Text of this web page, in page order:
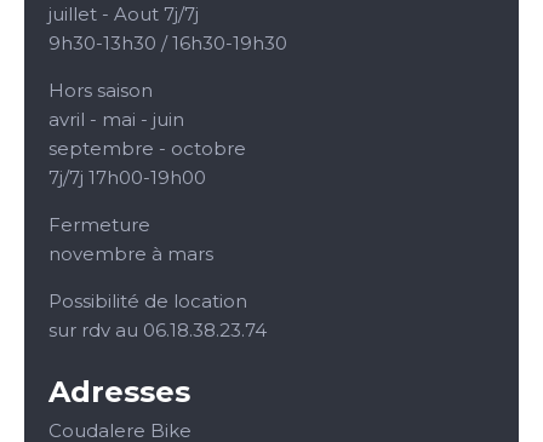
juillet - Aout 7j/7j
9h30-13h30 / 16h30-19h30
Hors saison
avril - mai - juin
septembre - octobre
7j/7j 17h00-19h00
Fermeture
novembre à mars
Possibilité de location
sur rdv au 06.18.38.23.74
Adresses
Coudalere Bike